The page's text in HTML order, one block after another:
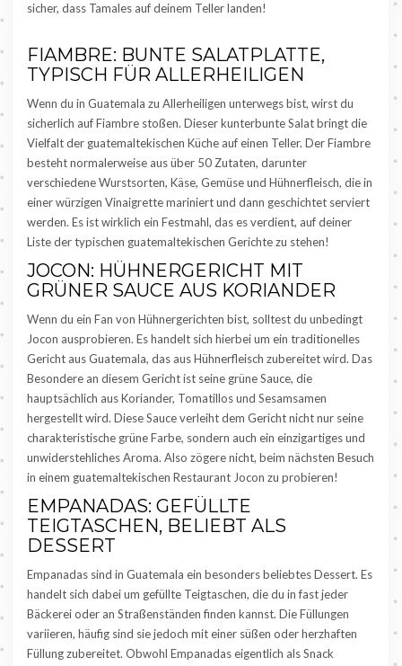
sicher, dass Tamales auf deinem Teller landen!
FIAMBRE: BUNTE SALATPLATTE,
TYPISCH FÜR ALLERHEILIGEN
Wenn du in Guatemala zu Allerheiligen unterwegs bist, wirst du
sicherlich auf Fiambre stoßen. Dieser kunterbunte Salat bringt die
Vielfalt der guatemaltekischen Küche auf einen Teller. Der Fiambre
besteht normalerweise aus über 50 Zutaten, darunter
verschiedene Wurstsorten, Käse, Gemüse und Hühnerfleisch, die in
einer würzigen Vinaigrette mariniert und dann geschichtet serviert
werden. Es ist wirklich ein Festmahl, das es verdient, auf deiner
Liste der typischen guatemaltekischen Gerichte zu stehen!
JOCON: HÜHNERGERICHT MIT
GRÜNER SAUCE AUS KORIANDER
Wenn du ein Fan von Hühnergerichten bist, solltest du unbedingt
Jocon ausprobieren. Es handelt sich hierbei um ein traditionelles
Gericht aus Guatemala, das aus Hühnerfleisch zubereitet wird. Das
Besondere an diesem Gericht ist seine grüne Sauce, die
hauptsächlich aus Koriander, Tomatillos und Sesamsamen
hergestellt wird. Diese Sauce verleiht dem Gericht nicht nur seine
charakteristische grüne Farbe, sondern auch ein einzigartiges und
unwiderstehliches Aroma. Also zögere nicht, beim nächsten Besuch
in einem guatemaltekischen Restaurant Jocon zu probieren!
EMPANADAS: GEFÜLLTE
TEIGTASCHEN, BELIEBT ALS
DESSERT
Empanadas sind in Guatemala ein besonders beliebtes Dessert. Es
handelt sich dabei um gefüllte Teigtaschen, die du in fast jeder
Bäckerei oder an Straßenständen finden kannst. Die Füllungen
variieren, häufig sind sie jedoch mit einer süßen oder herzhaften
Füllung zubereitet. Obwohl Empanadas eigentlich als Snack